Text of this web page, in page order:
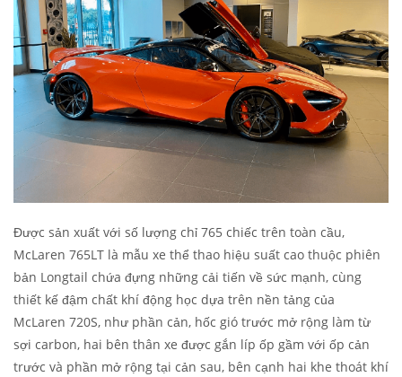
Được sản xuất với số lượng chỉ 765 chiếc trên toàn cầu,
McLaren 765LT là mẫu xe thể thao hiệu suất cao thuộc phiên
bản Longtail chứa đựng những cải tiến về sức mạnh, cùng
thiết kế đậm chất khí động học dựa trên nền tảng của
McLaren 720S, như phần cản, hốc gió trước mở rộng làm từ
sợi carbon, hai bên thân xe được gắn líp ốp gầm với ốp cản
trước và phần mở rộng tại cản sau, bên cạnh hai khe thoát khí